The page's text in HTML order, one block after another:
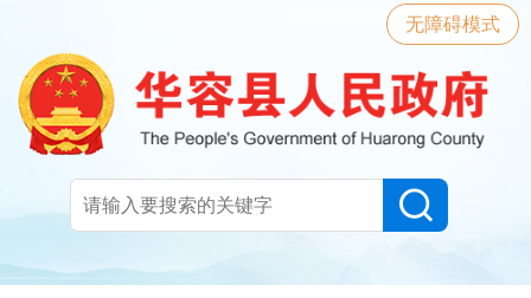
无障碍模式